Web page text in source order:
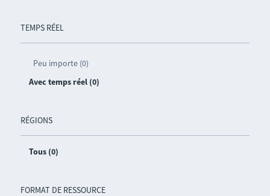
TEMPS RÉEL
Peu importe (0)
Avec temps réel (0)
RÉGIONS
Tous (0)
FORMAT DE RESSOURCE